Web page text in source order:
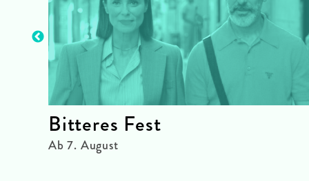
Bitteres Fest
Ab 7. August